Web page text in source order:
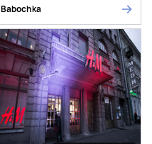
Babochka